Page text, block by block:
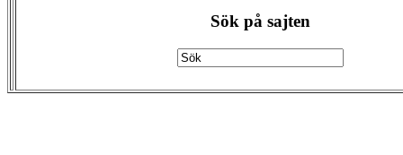
Sök på sajten